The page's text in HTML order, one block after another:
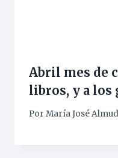
Abril mes de
libros, y a los
Por María José